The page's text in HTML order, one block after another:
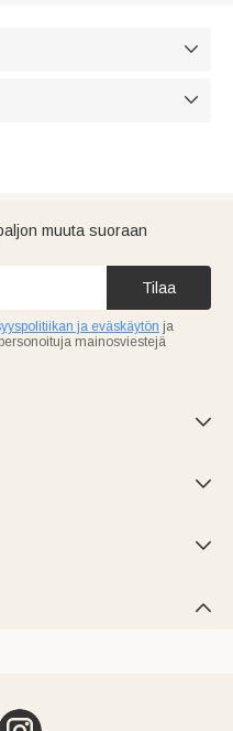


muuta suoraan
Tilaa
ja eväskäytön ja
mainosviestejä



